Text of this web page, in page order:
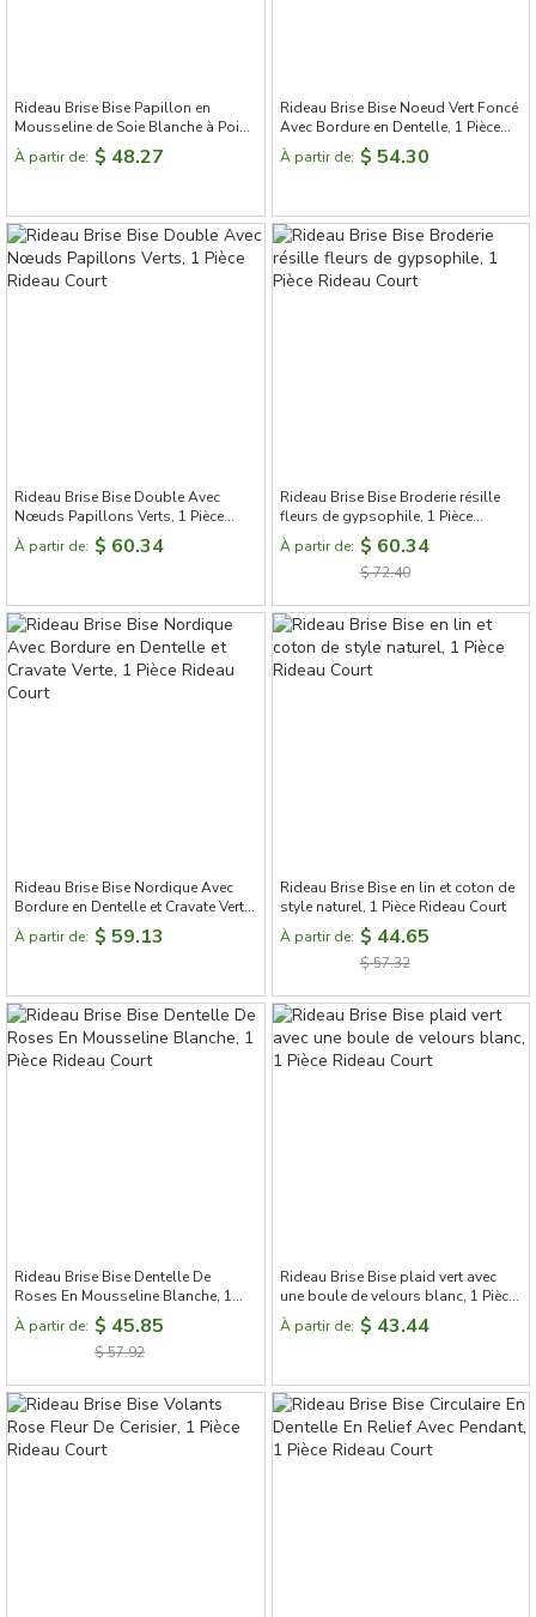
Rideau Brise Bise Papillon en
Mousseline de Soie Blanche à Pois,
1 Pièce Rideau Court
À partir de: $ 48.27
Rideau Brise Bise Noeud Vert Foncé
Avec Bordure en Dentelle, 1 Pièce
Rideau Court
À partir de: $ 54.30
Rideau Brise Bise Double Avec
Nœuds Papillons Verts, 1 Pièce
Rideau Court
À partir de: $ 60.34
Rideau Brise Bise Broderie résille
fleurs de gypsophile, 1 Pièce
Rideau Court
À partir de: $ 60.34
$ 72.40
Rideau Brise Bise Nordique Avec
Bordure en Dentelle et Cravate Verte,
1 Pièce Rideau Court
À partir de: $ 59.13
Rideau Brise Bise en lin et coton de
style naturel, 1 Pièce Rideau Court
À partir de: $ 44.65
$ 57.32
Rideau Brise Bise Dentelle De
Roses En Mousseline Blanche, 1
Pièce Rideau Court
À partir de: $ 45.85
$ 57.92
Rideau Brise Bise plaid vert avec
une boule de velours blanc, 1 Pièce
Rideau Court
À partir de: $ 43.44